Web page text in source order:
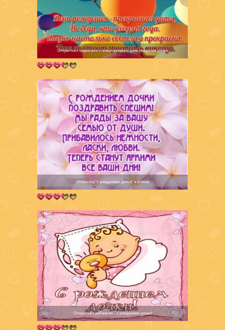
Открытка с шариками и пожеланиями в день рождения дочки
Открытка "с рождением дочки" в стихах
Открытка с ребенком - с рождением дочки!